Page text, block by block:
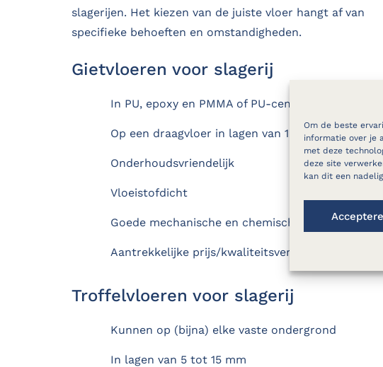
Om de beste
informatie over je
met deze
deze site
kan dit een
slagerijen. Het kiezen van de juiste vloer hangt af van
specifieke behoeften en omstandigheden.
Gietvloeren voor slagerij
In PU, epoxy en PMMA of PU-cement
Op een draagvloer in lagen van 1 tot 8 mm
Onderhoudsvriendelijk
Vloeistofdicht
Goede mechanische en chemische weerstand
Aantrekkelijke prijs/kwaliteitsverhouding
Troffelvloeren voor slagerij
Kunnen op (bijna) elke vaste ondergrond
In lagen van 5 tot 15 mm